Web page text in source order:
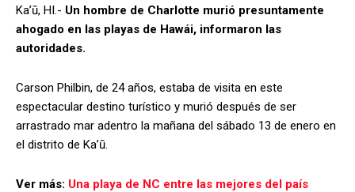
Ka’ū, HI.- Un hombre de Charlotte murió presuntamente
ahogado en las playas de Hawái, informaron las
autoridades.
Carson Philbin, de 24 años, estaba de visita en este
espectacular destino turístico y murió después de ser
arrastrado mar adentro la mañana del sábado 13 de enero en
el distrito de Ka’ū.
Ver más: Una playa de NC entre las mejores del país